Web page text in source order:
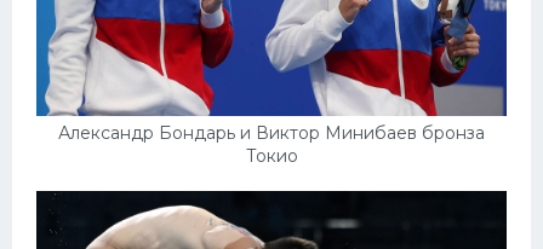
Александр Бондарь и Виктор Минибаев бронза
Токио